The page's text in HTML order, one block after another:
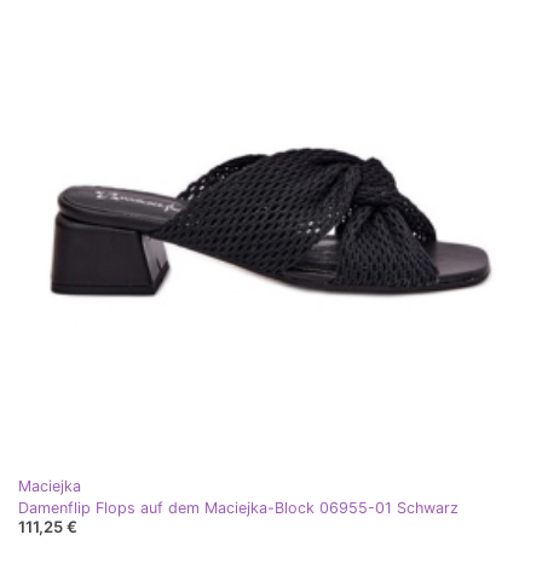
Maciejka
Damenflip Flops auf dem Maciejka-Block 06955-01 Schwarz
111,25 €